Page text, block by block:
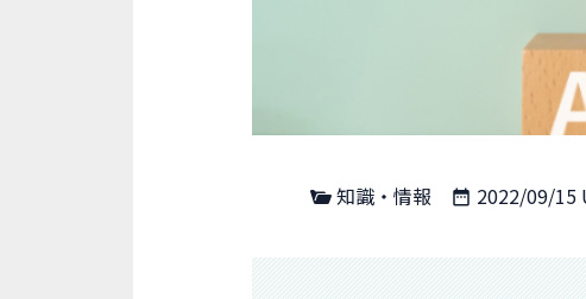
知識・情報 2022/09/15